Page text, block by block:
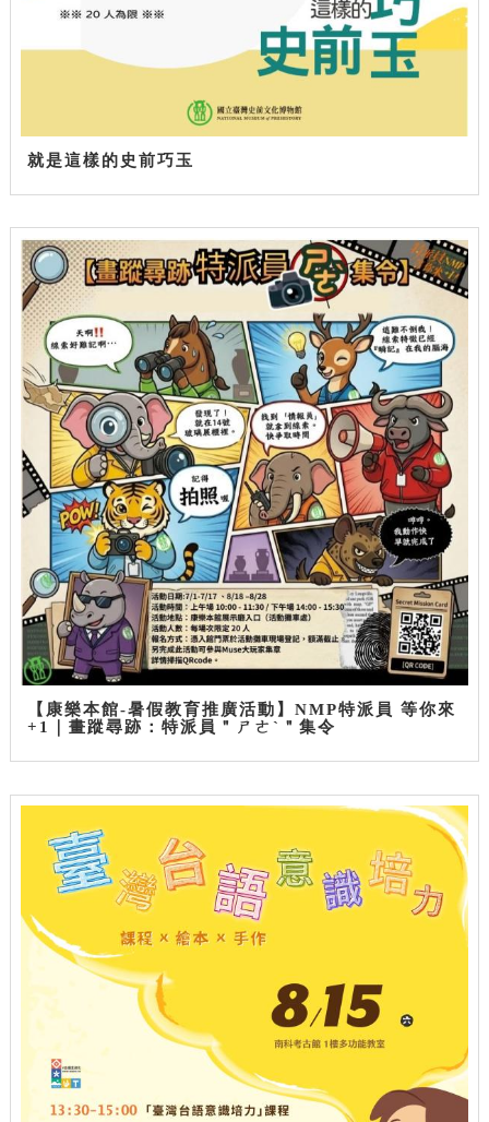
就是這樣的史前巧玉
【康樂本館-暑假教育推廣活動】NMP特派員 等你來
+1｜畫蹤尋跡：特派員＂ㄕㄜˋ＂集令